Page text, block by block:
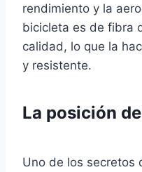
rendimiento y la
bicicleta es de fibra
calidad, lo que la
y resistente.
La posición
Uno de los secretos